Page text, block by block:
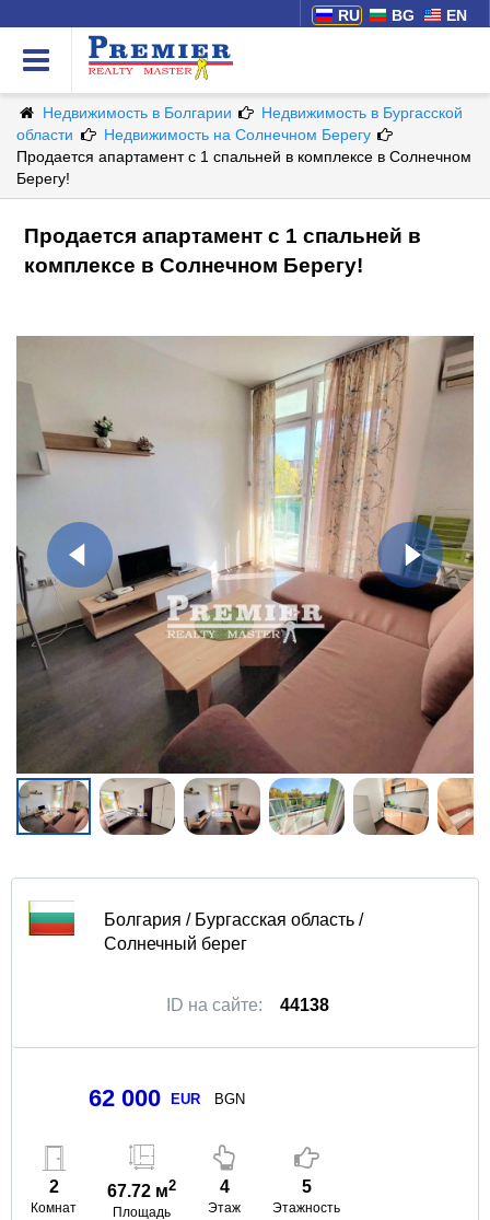
RU BG EN
Недвижимость в Болгарии
Недвижимость в Бургасской
области
Недвижимость на Солнечном Берегу
Продается апартамент с 1 спальней в комплексе в Солнечном
Берегу!
Продается апартамент с 1 спальней в
комплексе в Солнечном Берегу!
Болгария / Бургасская область /
Солнечный берег
44138
ID на сайте:
62 000 EUR BGN
2
Комнат
67.72 м2
Площадь
4
Этаж
5
Этажность